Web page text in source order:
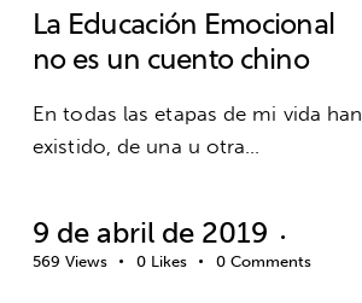
La Educación Emocional
no es un cuento chino
En todas las etapas de mi vida han
existido, de una u otra…
9 de abril de 2019
569 Views 0 Likes 0 Comments